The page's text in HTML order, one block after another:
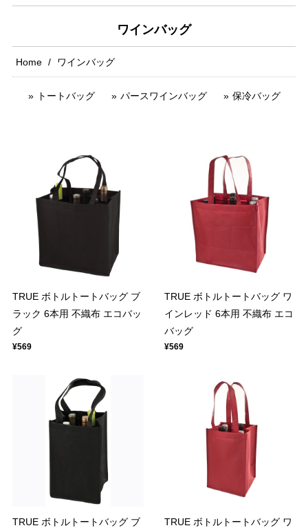
ワインバッグ
Home ワインバッグ
トートバッグ パースワインバッグ 保冷バッグ
TRUE ボトルトートバッグ ブ
ラック 6本用 不織布 エコバッ
グ
¥569
TRUE ボトルトートバッグ ワ
インレッド 6本用 不織布 エコ
バッグ
¥569
TRUE ボトルトートバッグ ブ
TRUE ボトルトートバッグ ワ